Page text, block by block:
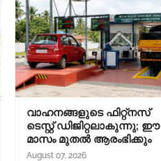
വാഹനങ്ങളുടെ ഫിറ്റ്‌നസ്
ടെസ്റ്റ് ഡിജിറ്റലാകുന്നു; ഈ
മാസം മുതൽ ആരംഭിക്കും
August 07, 2026